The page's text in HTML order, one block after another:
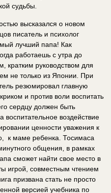
судьбы.
высказался о новом
писатель и психолог
лучший папа! Как
работаешь с утра до
кратким руководством для
не только из Японии. При
резюмировал главную
и против воли воспитать
сердцу должен быть
воздействие
ценности уважения к
к маме ребенка. Тосимаса
общения, в рамках
сможет найти свое место в
игрой, совместным чтением
призвана стать не просто
версией учебника по